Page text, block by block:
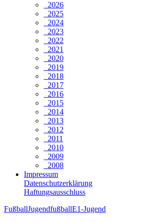
2026
2025
2024
2023
2022
2021
2020
2019
2018
2017
2016
2015
2014
2013
2012
2011
2010
2009
2008
Impressum
Datenschutzerklärung
Haftungsausschluss
FußballJugendfußballE1-Jugend